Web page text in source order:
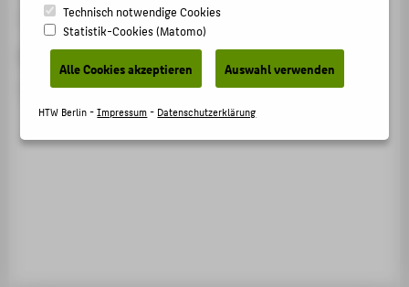
HTW Berlin, 09.11.2023
Rolle bei der Organisation
Organisator, Moderation
KARRIERE
INTERNATIONAL
INFORMATIONEN FÜR
STUDIENINTERESSIERTE
Technisch notwendige Cookies
Statistik-Cookies (Matomo)
Alle Cookies akzeptieren Auswahl verwenden
HTW Berlin -Impressum- Datenschutzerklärung